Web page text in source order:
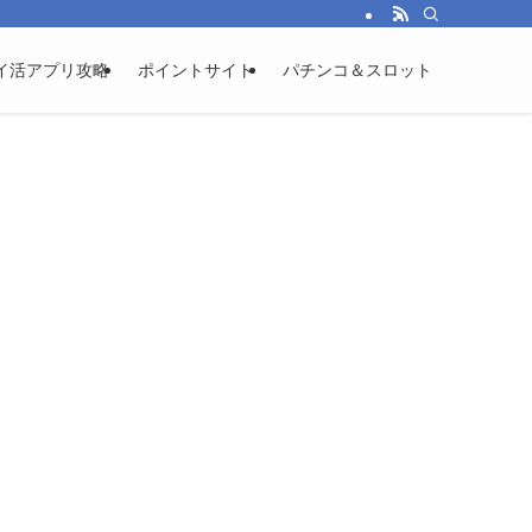
活アプリ攻略 ポイントサイト パチンコ＆スロット